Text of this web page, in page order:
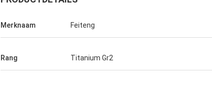
Merknaam Feiteng
Rang Titanium Gr2